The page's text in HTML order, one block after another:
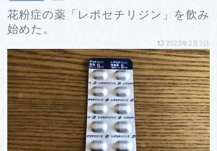
花粉症の薬「レボセチリジン」を飲み
始めた。
2023年2月3日